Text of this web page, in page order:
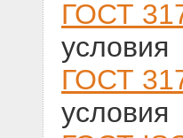
ГОСТ
условия
ГОСТ
условия